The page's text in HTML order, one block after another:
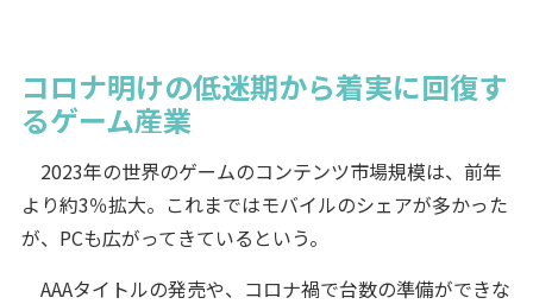
コロナ明けの低迷期から着実に回復す
るゲーム産業
2023年の世界のゲームのコンテンツ市場規模は、前年
より約3％拡大。これまではモバイルのシェアが多かった
が、PCも広がってきているという。
AAAタイトルの発売や、コロナ禍で台数の準備ができな